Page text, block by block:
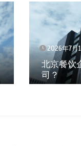
2026年7月
北京餐饮
司？